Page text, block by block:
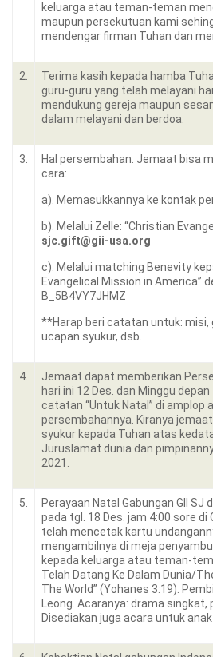
keluarga atau teman-teman
maupun persekutuan kami
mendengar firman Tuhan dan
2.
Terima kasih kepada hamba
guru-guru yang telah melayani
mendukung gereja maupun
dalam melayani dan berdoa.
3.
Hal persembahan. Jemaat bisa
cara:
a). Memasukkannya ke kontak
b). Melalui Zelle: “Christian
sjc.gift@gii-usa.org
c). Melalui matching Benevity
Evangelical Mission in America”
B_5B4VY7JHMZ
**Harap beri catatan untuk: misi,
ucapan syukur, dsb.
4.
Jemaat dapat memberikan
hari ini 12 Des. dan Minggu depan
catatan “Untuk Natal” di amplop
persembahannya. Kiranya
syukur kepada Tuhan atas
Juruslamat dunia dan
2021.
5.
Perayaan Natal Gabungan GII SJ
pada tgl. 18 Des. jam 4:00 sore di
telah mencetak kartu
mengambilnya di meja
kepada keluarga atau teman-
Telah Datang Ke Dalam Dunia/
The World” (Yohanes 3:19).
Leong. Acaranya: drama singkat,
Disediakan juga acara untuk